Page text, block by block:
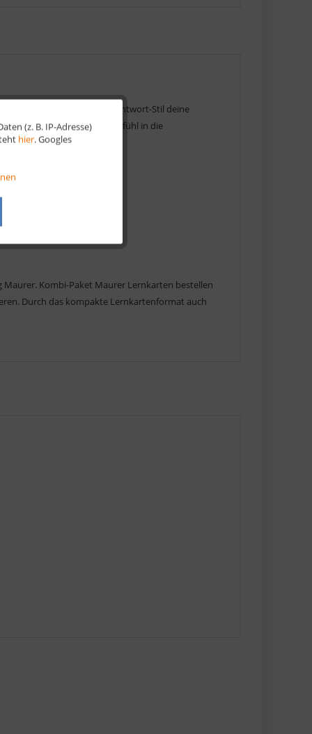
Lernkarten im Frage- und Antwort-Stil deine
mit einem guten Gefühl in die
Kombi-Paket Maurer Lernkarten bestellen
Durch das kompakte Lernkartenformat auch
Aktiv
(z. B. IP-Adresse)
hier. Googles